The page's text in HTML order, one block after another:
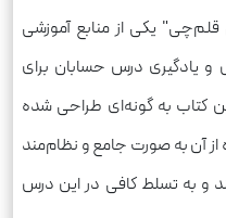
یکی از منابع آموزشی
و یادگیری درس حسابان برای
کتاب به گونه‌ای طراحی شده
از آن به صورت جامع و نظام‌مند
و به تسلط کافی در این درس